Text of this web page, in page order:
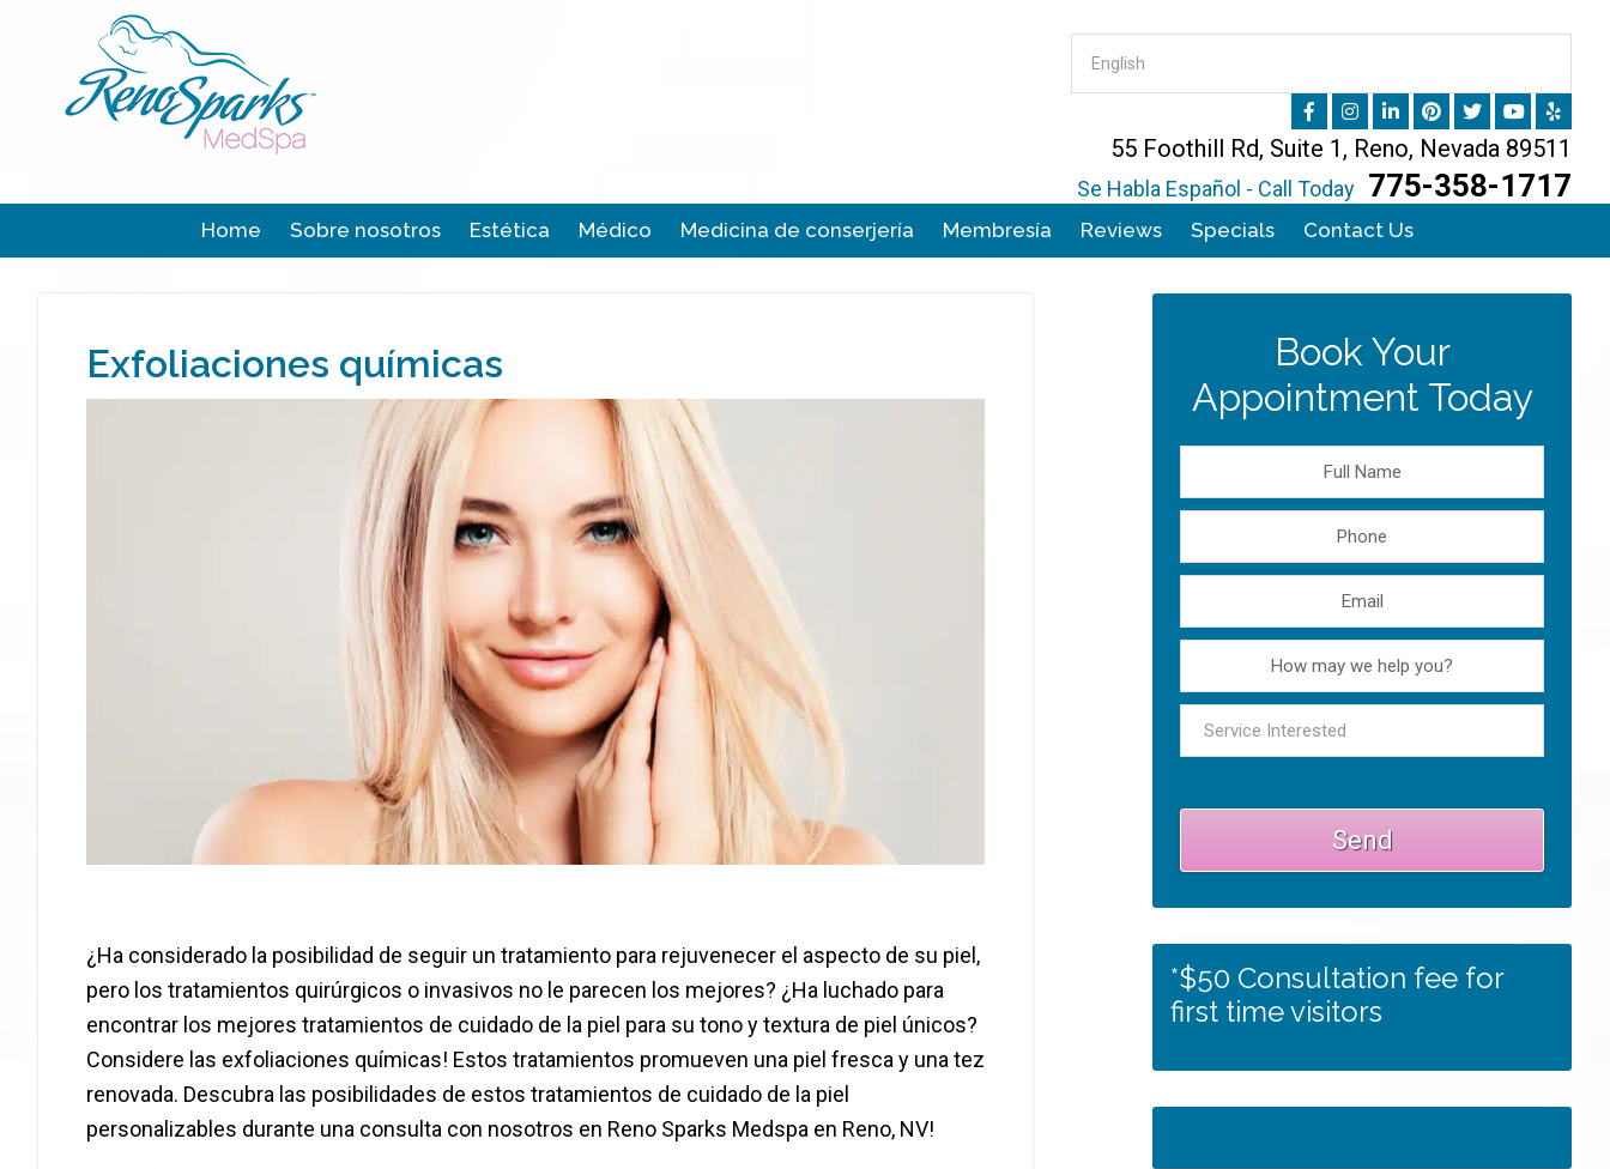
55 Foothill Rd, Suite 1, Reno, Nevada 89511
Se Habla Español - Call Today 775-358-1717
Home Sobre nosotros Estética Médico Medicina de conserjería Membresía Reviews Specials Contact Us
Exfoliaciones químicas
¿Ha considerado la posibilidad de seguir un tratamiento para rejuvenecer el aspecto de su piel,
pero los tratamientos quirúrgicos o invasivos no le parecen los mejores? ¿Ha luchado para
encontrar los mejores tratamientos de cuidado de la piel para su tono y textura de piel únicos?
Considere las exfoliaciones químicas! Estos tratamientos promueven una piel fresca y una tez
renovada. Descubra las posibilidades de estos tratamientos de cuidado de la piel
personalizables durante una consulta con nosotros en Reno Sparks Medspa en Reno, NV!
Book Your
Appointment Today
*$50 Consultation fee for
first time visitors